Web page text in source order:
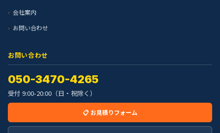
会社案内
お問い合わせ
お問い合わせ
050-3470-4265
受付 9:00-20:00（日・祝除く）
📋 お見積りフォーム